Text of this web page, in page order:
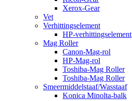
Xerox-Gear
Vet
Verhittingselement
HP-verhittingselement
Mag Roller
Canon-Mag-rol
HP-Mag-rol
Toshiba-Mag Roller
Toshiba-Mag Roller
Smeermiddelstaaf/Wasstaaf
Konica Minolta-balk